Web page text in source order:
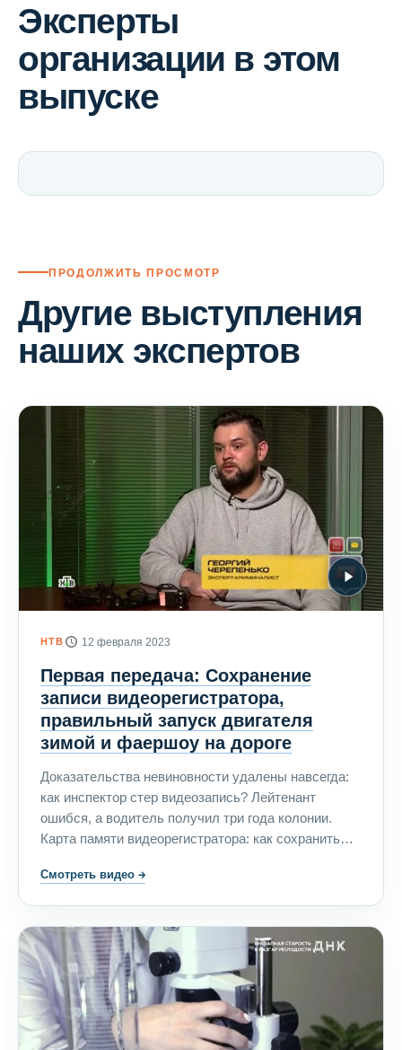
Эксперты
организации в этом
выпуске
ПРОДОЛЖИТЬ ПРОСМОТР
Другие выступления
наших экспертов
НТВ 12 февраля 2023
Первая передача: Сохранение
записи видеорегистратора,
правильный запуск двигателя
зимой и фаершоу на дороге
Доказательства невиновности удалены навсегда:
как инспектор стер видеозапись? Лейтенант
ошибся, а водитель получил три года колонии.
Карта памяти видеорегистратора: как сохранить
пассажир транзитного грузовика пострадали от
запустить двигатель зимой. Цирк на дороге: клоун,
хищники и фаершоу. Чем закончилась погоня за
неадекватным водителем?
Смотреть видео →